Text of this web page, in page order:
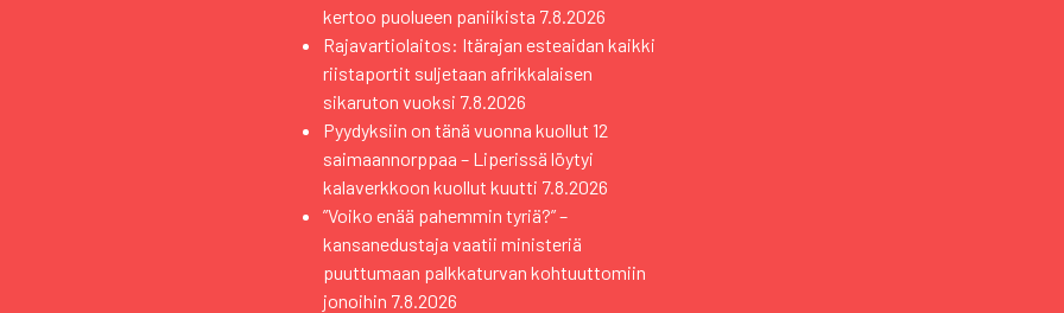
kertoo puolueen paniikista 7.8.2026
Rajavartiolaitos: Itärajan esteaidan kaikki
riistaportit suljetaan afrikkalaisen
sikaruton vuoksi 7.8.2026
Pyydyksiin on tänä vuonna kuollut 12
saimaannorppaa – Liperissä löytyi
kalaverkkoon kuollut kuutti 7.8.2026
”Voiko enää pahemmin tyriä?” –
kansanedustaja vaatii ministeriä
puuttumaan palkkaturvan kohtuuttomiin
jonoihin 7.8.2026